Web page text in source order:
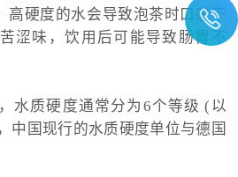
硬度的水会导致泡茶时口感不
涩味，饮用后可能导致肠胃不
水质硬度通常分为6个等级 (以
中国现行的水质硬度单位与德国